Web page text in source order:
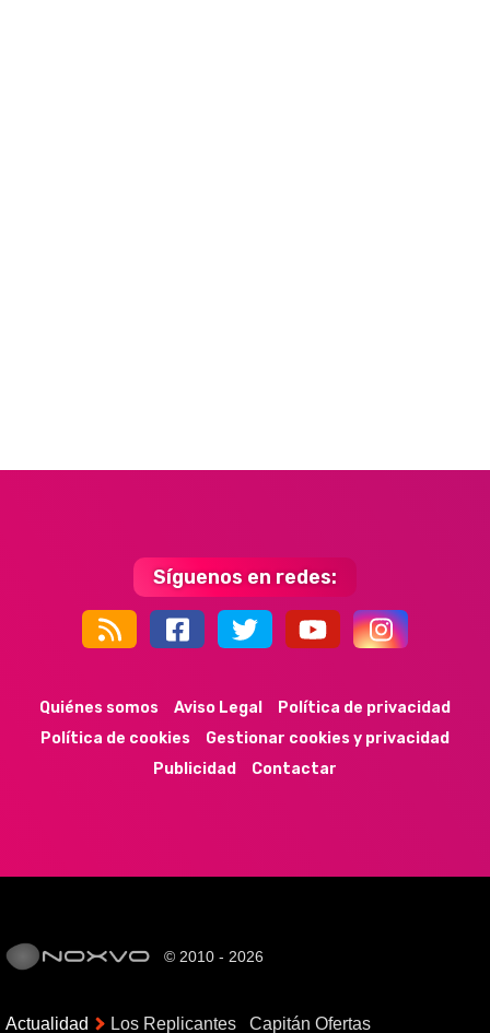
Síguenos en redes:
44k 9k 35k 352
Quiénes somos Aviso Legal
Política de privacidad
Política de cookies
Gestionar cookies y privacidad
Publicidad
Contactar
© 2010 - 2026
Actualidad Los Replicantes Capitán Ofertas